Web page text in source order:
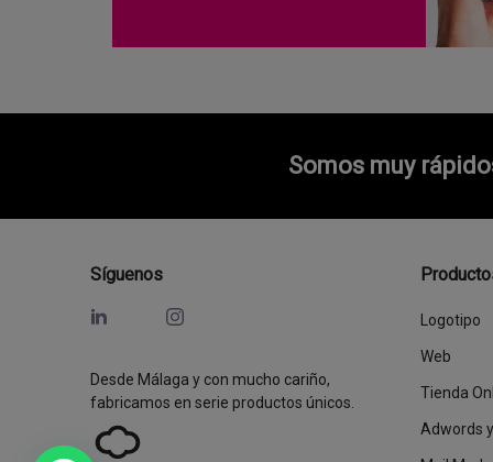
Somos muy
Síguenos
Desde Málaga y con mucho cariño,
fabricamos en serie productos únicos.
Logotipo
Web
Tienda
Adwords